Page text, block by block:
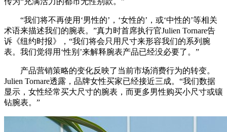
“我们将不再使用‘男性的’，‘女性的’，或‘中性的’等相关
术语来描述我们的腕表。”真力时首席执行官Julien Tornare告
诉《纽约时报》，“我们将会只用尺寸来形容我们的系列腕
表。我们觉得用‘性别’来解释腕表产品已经没必要了。”
产品营销策略的变化反映了当前市场消费行为的转变。
Julien Tornare透露，品牌女性买家已经接近三成。“我们数据
显示，女性经常买大尺寸的腕表，而更多男性购买小尺寸或镶
钻腕表。”